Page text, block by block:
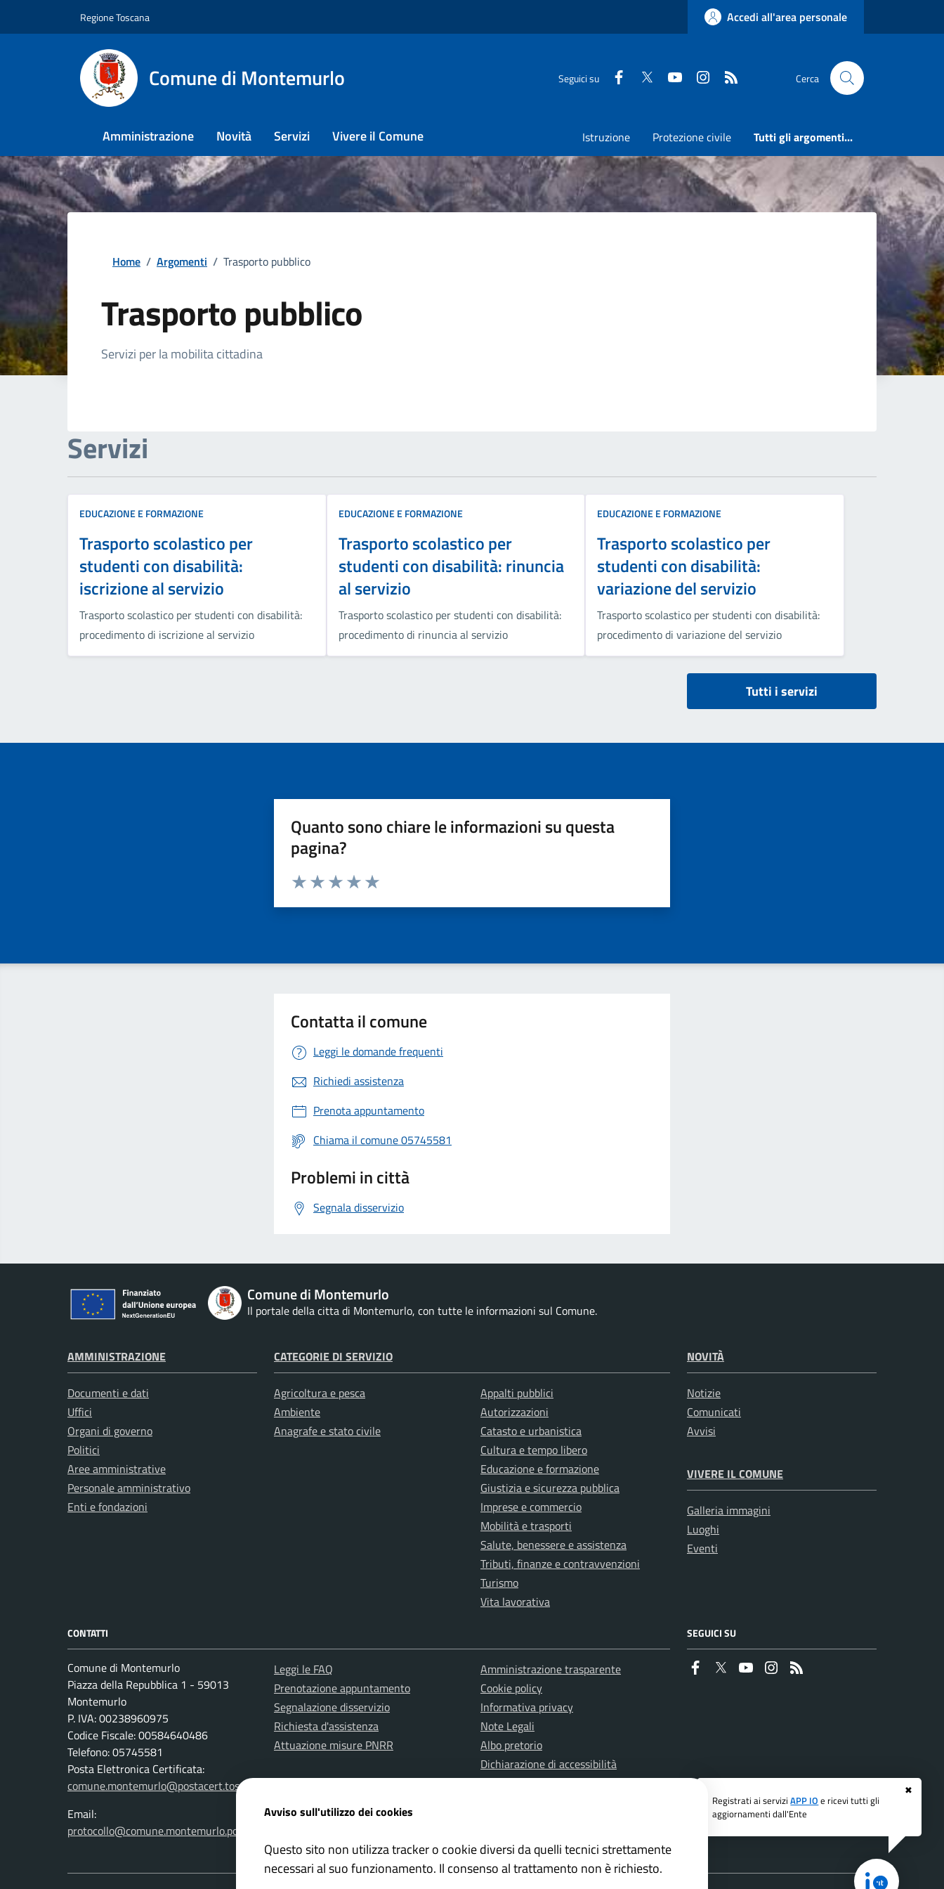
✖
Registrati ai serviziAPP IO e ricevi tutti gli
aggiornamenti dall'Ente
Regione Toscana Accedi all'area personale
Comune di Montemurlo Seguici su Faceboook
Twitter YoutubeInstagram Cerca
Amministrazione Novità Servizi Vivere il Comune Istruzione Protezione civile Tutti gli argomenti...
Home / Argomenti / Trasporto pubblico
Trasporto pubblico
Dettagli della notizia
Servizi per la mobilita cittadina
Servizi
EDUCAZIONE E FORMAZIONE
Trasporto scolastico per
studenti con disabilità:
iscrizione al servizio
Trasporto scolastico per studenti con disabilità:
procedimento di iscrizione al servizio
EDUCAZIONE E FORMAZIONE
Trasporto scolastico per
studenti con disabilità: rinuncia
al servizio
Trasporto scolastico per studenti con disabilità:
procedimento di rinuncia al servizio
EDUCAZIONE E FORMAZIONE
Trasporto scolastico per
studenti con disabilità:
variazione del servizio
Trasporto scolastico per studenti con disabilità:
procedimento di variazione del servizio
Tutti i servizi
Quanto sono chiare le informazioni su questa
pagina?
Valuta da 1 a 5 stelle la pagina
Contatta il comune
Leggi le domande frequenti
Richiedi assistenza
Prenota appuntamento
Chiama il comune 05745581
Problemi in città
Segnala disservizio
Comune di Montemurlo
Il portale della citta di Montemurlo, con tutte le informazioni sul Comune.
AMMINISTRAZIONE
Documenti e dati
Uffici
Organi di governo
Politici
Aree amministrative
Personale amministrativo
Enti e fondazioni
CATEGORIE DI SERVIZIO
Agricoltura e pesca
Ambiente
Anagrafe e stato civile
Appalti pubblici
Autorizzazioni
Catasto e urbanistica
Cultura e tempo libero
Educazione e formazione
Giustizia e sicurezza pubblica
Imprese e commercio
Mobilità e trasporti
Salute, benessere e assistenza
Tributi, finanze e contravvenzioni
Turismo
Vita lavorativa
NOVITÀ
Notizie
Comunicati
Avvisi
VIVERE IL COMUNE
Galleria immagini
Luoghi
Eventi
CONTATTI
Comune di Montemurlo
Piazza della Repubblica 1 - 59013
Montemurlo
P. IVA: 00238960975
Codice Fiscale: 00584640486
Telefono: 05745581
Posta Elettronica Certificata:
comune.montemurlo@postacert.toscana.it
Email:
protocollo@comune.montemurlo.po.it
Leggi le FAQ
Prenotazione appuntamento
Segnalazione disservizio
Richiesta d'assistenza
Attuazione misure PNRR
Amministrazione trasparente
Cookie policy
Informativa privacy
Note Legali
Albo pretorio
Dichiarazione di accessibilità
SEGUICI SU
Faceboook
Twitter YoutubeInstagram
Avviso sull'utilizzo dei cookies
Questo sito non utilizza tracker o cookie diversi da quelli tecnici strettamente
necessari al suo funzionamento. Il consenso al trattamento non è richiesto.